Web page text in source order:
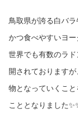
鳥取県が誇る白バ
かつ食べやすいヨ
世界でも有数のラ
開されております
物となっていくこ
こととなりました